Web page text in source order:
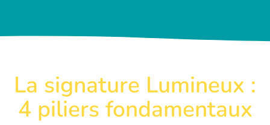
La signature Lumineux :
4 piliers fondamentaux